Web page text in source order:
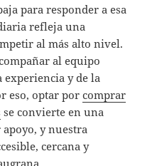
para responder a esa
refleja una
al más alto nivel.
al equipo
experiencia y de la
eso, optar porcomprar
se convierte en una
y nuestra
cercana y